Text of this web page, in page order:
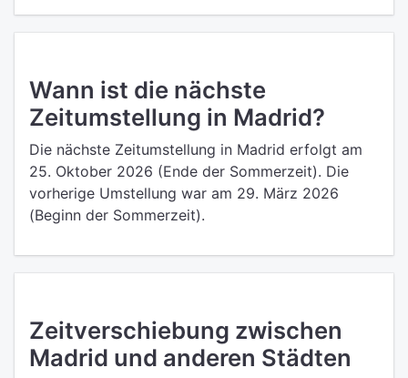
Wann ist die nächste
Zeitumstellung in Madrid?
Die nächste Zeitumstellung in Madrid erfolgt am
25. Oktober 2026 (Ende der Sommerzeit). Die
vorherige Umstellung war am 29. März 2026
(Beginn der Sommerzeit).
Zeitverschiebung zwischen
Madrid und anderen Städten